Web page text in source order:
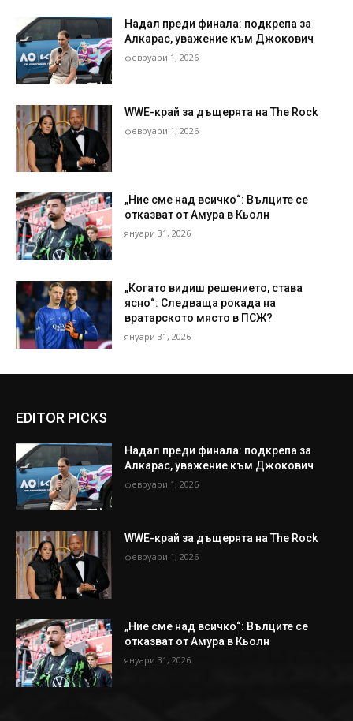
Надал преди финала: подкрепа за
Алкарас, уважение към Джокович
февруари 1, 2026
WWE-край за дъщерята на The Rock
февруари 1, 2026
„Ние сме над всичко“: Вълците се
отказват от Амура в Кьолн
януари 31, 2026
„Когато видиш решението, става
ясно“: Следваща рокада на
вратарското място в ПСЖ?
януари 31, 2026
EDITOR PICKS
Надал преди финала: подкрепа за
Алкарас, уважение към Джокович
февруари 1, 2026
WWE-край за дъщерята на The Rock
февруари 1, 2026
„Ние сме над всичко“: Вълците се
отказват от Амура в Кьолн
януари 31, 2026